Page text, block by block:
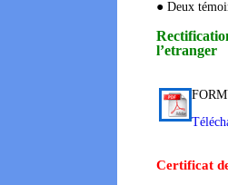
● Deux
l’etranger
Certificat